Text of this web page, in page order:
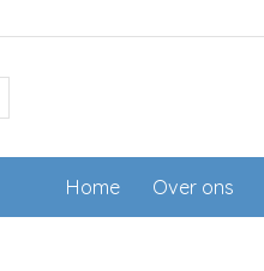
Home Over ons